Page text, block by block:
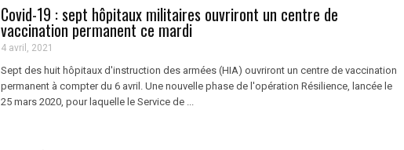
Covid-19 : sept hôpitaux militaires ouvriront un centre de
vaccination permanent ce mardi
4 avril, 2021
Sept des huit hôpitaux d'instruction des armées (HIA) ouvriront un centre de vaccination
permanent à compter du 6 avril. Une nouvelle phase de l'opération Résilience, lancée le
25 mars 2020, pour laquelle le Service de ...